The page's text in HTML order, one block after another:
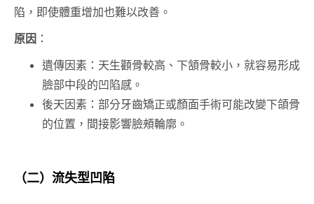
陷，即使體重增加也難以改善。
原因 ：
遺傳因素：天生顴骨較高、下頷骨較小，就容易形成
臉部中段的凹陷感。
後天因素：部分牙齒矯正或顏面手術可能改變下頜骨
的位置，間接影響臉頰輪廓。
（二）流失型凹陷